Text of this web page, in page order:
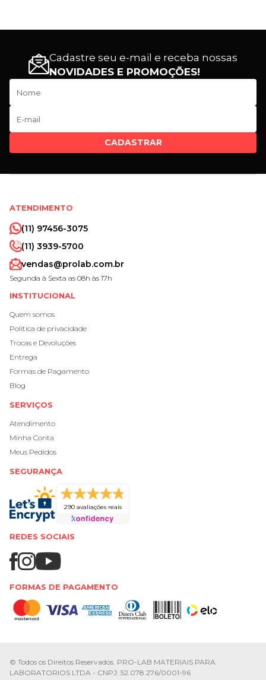
Cadastre seu e-mail e receba nossas
NOVIDADES E PROMOÇÕES!
CADASTRAR
ATENDIMENTO
(11) 97456-3075
(11) 3939-5700
vendas@prolab.com.br
Segunda à Sexta as 08h às 17h
INSTITUCIONAL
Quem somos
Política de privacidade
Trocas e Devoluções
Entrega
Formas de Pagamento
Blog
SERVIÇOS
Atendimento
Minha Conta
Meus Pedidos
SEGURANÇA
290 avaliações reais
REDES SOCIAIS
FORMAS DE PAGAMENTO
© Todos os Direitos Reservados. PRO-LAB MATERIAIS PARA
LABORATORIOS LTDA - CNPJ: 52.078.276/0001-96